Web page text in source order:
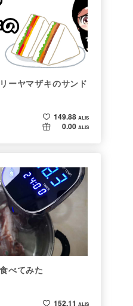
ーヤマザキのサンド
149.88 ALIS
0.00 ALIS
べてみた
152.11 ALIS